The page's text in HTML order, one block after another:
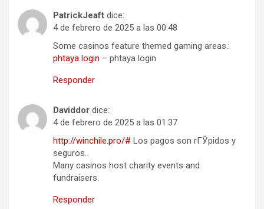
PatrickJeaft dice:
4 de febrero de 2025 a las 00:48
Some casinos feature themed gaming areas.:
phtaya login – phtaya login
Responder
Daviddor dice:
4 de febrero de 2025 a las 01:37
http://winchile.pro/# Los pagos son rГЎpidos y
seguros.
Many casinos host charity events and
fundraisers.
Responder